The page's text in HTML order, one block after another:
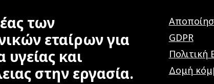
των
εταίρων για
υγείας και
στην εργασία.
GDPR
Πολιτική
Δομή